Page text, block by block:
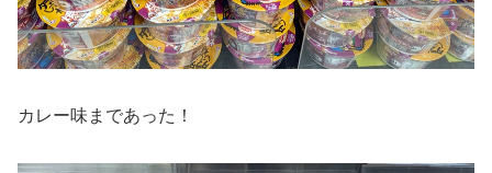
カレー味まであった！